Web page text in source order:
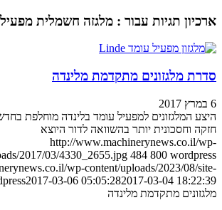
ארכיון תגיות עבור : מלגזה חשמלית
סדרת מלגזונים מתקדמת מלינדה
6 במרץ 2017
היצע המלגזונים למפעיל עומד בלינדה מוחלפת
חזקה וחסכונית יותר בהשוואה לדור היוצא
http://www.machinerynews.co.il/wp-
2017/03/4330_2655.jpg 484 800 wordpress
wp-content/uploads/2023/08/site-
2017-03-06 05:05:282017-03-04 18:22:39
מלגזונים מתקדמת מלינדה